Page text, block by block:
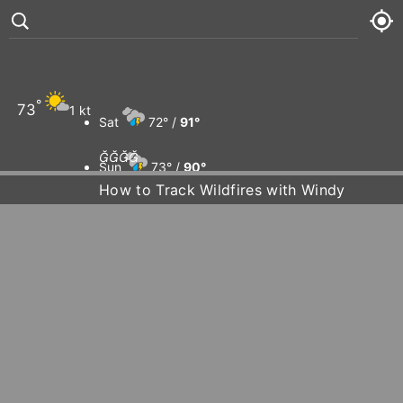
73° 1 kt
Sat 72° / 91°
Sun 73° / 90°

How to Track Wildfires with Windy